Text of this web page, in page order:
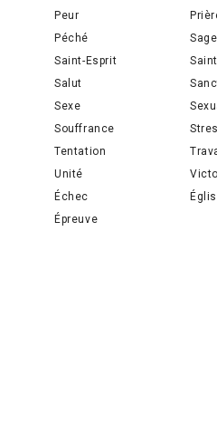
Peur
Péché
Saint-Esprit
Salut
Sexe
Souffrance
Tentation
Unité
Échec
Épreuve